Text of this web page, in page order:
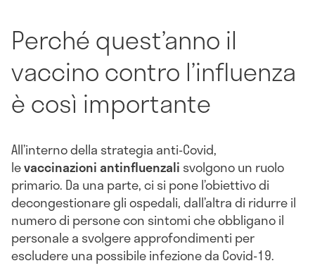
Perché quest’anno il
vaccino contro l’influenza
è così importante
All’interno della strategia anti-Covid,
levaccinazioni antinfluenzali svolgono un ruolo
primario. Da una parte, ci si pone l’obiettivo di
decongestionare gli ospedali, dall’altra di ridurre il
numero di persone con sintomi che obbligano il
personale a svolgere approfondimenti per
escludere una possibile infezione da Covid-19.